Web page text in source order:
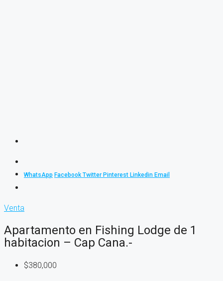
WhatsApp Facebook Twitter Pinterest Linkedin Email
Venta
Apartamento en Fishing Lodge de 1
habitacion – Cap Cana.-
$380,000